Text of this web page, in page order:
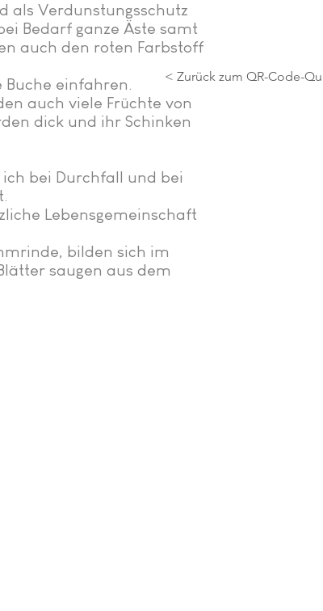
als Verdunstungsschutz
Bedarf ganze Äste samt
auch den roten Farbstoff
Buche einfahren.
auch viele Früchte von
dick und ihr Schinken
bei Durchfall und bei
Lebensgemeinschaft
bilden sich im
saugen aus dem
< Zurück zum QR-Code-